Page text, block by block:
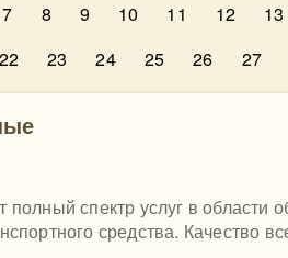
7 8 9 10 11 12 13
22 23 24 25 26 27
полный спектр услуг в области
средства. Качество